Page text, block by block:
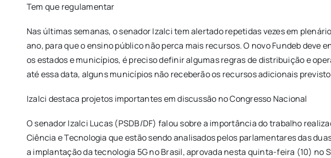
Tem que regulamentar
Nas últimas semanas, o senador Izalci tem alertado repetidas vezes em
ano, para que o ensino público não perca mais recursos. O novo Fundeb
os estados e municípios, é preciso definir algumas regras de distribuição e
até essa data, alguns municípios não receberão os recursos adicionais
Izalci destaca projetos importantes em discussão no Congresso Nacional
O senador Izalci Lucas (PSDB/DF) falou sobre a importância do trabalho
Ciência e Tecnologia que estão sendo analisados pelos parlamentares das
a implantação da tecnologia 5G no Brasil, aprovada nesta quinta-feira (10)